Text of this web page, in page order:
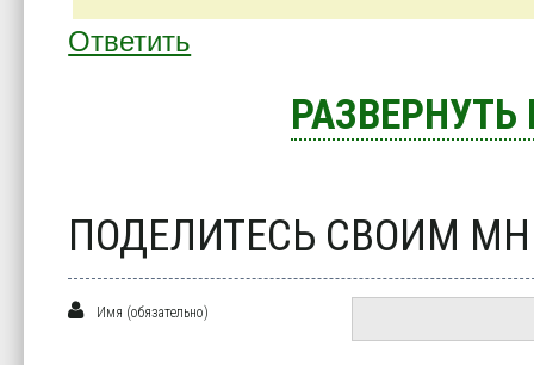
Ответить
ПОДЕЛИТЕСЬ СВОИМ
Имя (обязательно)